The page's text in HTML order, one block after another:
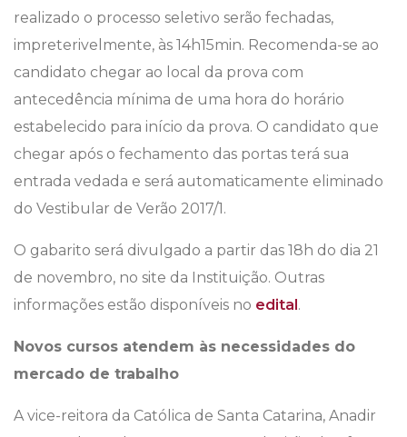
realizado o processo seletivo serão fechadas,
impreterivelmente, às 14h15min. Recomenda-se ao
candidato chegar ao local da prova com
antecedência mínima de uma hora do horário
estabelecido para início da prova. O candidato que
chegar após o fechamento das portas terá sua
entrada vedada e será automaticamente eliminado
do Vestibular de Verão 2017/1.
O gabarito será divulgado a partir das 18h do dia 21
de novembro, no site da Instituição. Outras
informações estão disponíveis no edital .
Novos cursos atendem às necessidades do
mercado de trabalho
A vice-reitora da Católica de Santa Catarina, Anadir